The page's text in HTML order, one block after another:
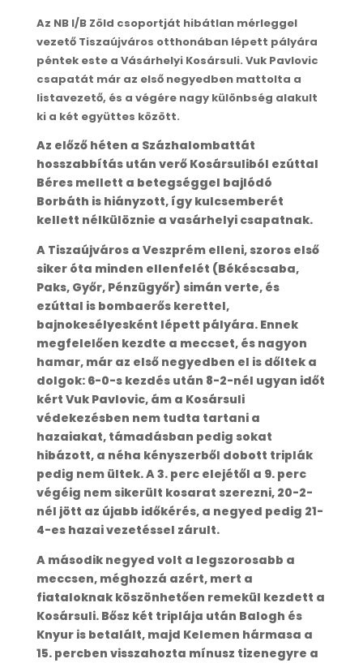
Az NB I/B Zöld csoportját hibátlan mérleggel
vezető Tiszaújváros otthonában lépett pályára
péntek este a Vásárhelyi Kosársuli. Vuk Pavlovic
csapatát már az első negyedben mattolta a
listavezető, és a végére nagy különbség alakult
ki a két együttes között.
Az előző héten a Százhalombattát
hosszabbítás után verő Kosársuliból ezúttal
Béres mellett a betegséggel bajlódó
Borbáth is hiányzott, így kulcsemberét
kellett nélkülöznie a vasárhelyi csapatnak.
A Tiszaújváros a Veszprém elleni, szoros első
siker óta minden ellenfelét (Békéscsaba,
Paks, Győr, Pénzügyőr) simán verte, és
ezúttal is bombaerős kerettel,
bajnokesélyesként lépett pályára. Ennek
megfelelően kezdte a meccset, és nagyon
hamar, már az első negyedben el is dőltek a
dolgok: 6-0-s kezdés után 8-2-nél ugyan időt
kért Vuk Pavlovic, ám a Kosársuli
védekezésben nem tudta tartani a
hazaiakat, támadásban pedig sokat
hibázott, a néha kényszerből dobott triplák
pedig nem ültek. A 3. perc elejétől a 9. perc
végéig nem sikerült kosarat szerezni, 20-2-
nél jött az újabb időkérés, a negyed pedig 21-
4-es hazai vezetéssel zárult.
A második negyed volt a legszorosabb a
meccsen, méghozzá azért, mert a
fiataloknak köszönhetően remekül kezdett a
Kosársuli. Bősz két triplája után Balogh és
Knyur is betalált, majd Kelemen hármasa a
15. percben visszahozta mínusz tizenegyre a